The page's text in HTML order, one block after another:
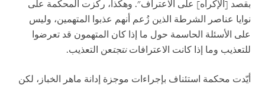
بقصد [الإكراه] على الاعتراف". وهكذا، ركّزت المحكمة على
نوايا عناصر الشرطة الذين زُعم أنهم عذبوا المتهمين، وليس
على الأسئلة الحاسمة حول ما إذا كان المتهمون قد تعرضوا
للتعذيب وما إذا كانت الاعترافاتنتجتعن التعذيب.
أيّدت محكمة استئناف بإجراءات موجزة إدانة ماهر الخباز، لكن